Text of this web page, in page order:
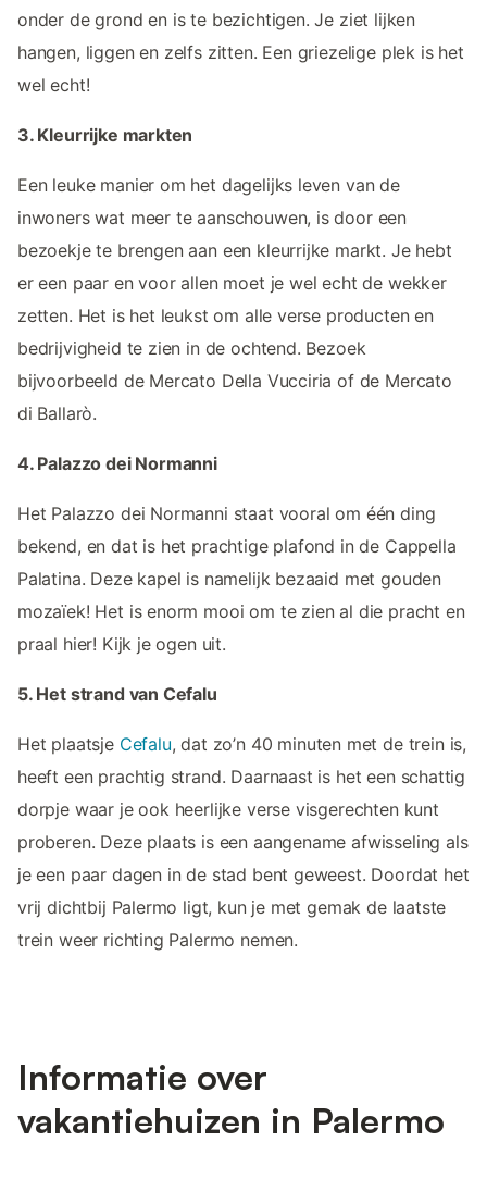
onder de grond en is te bezichtigen. Je ziet lijken
hangen, liggen en zelfs zitten. Een griezelige plek is het
wel echt!
3. Kleurrijke markten
Een leuke manier om het dagelijks leven van de
inwoners wat meer te aanschouwen, is door een
bezoekje te brengen aan een kleurrijke markt. Je hebt
er een paar en voor allen moet je wel echt de wekker
zetten. Het is het leukst om alle verse producten en
bedrijvigheid te zien in de ochtend. Bezoek
bijvoorbeeld de Mercato Della Vucciria of de Mercato
di Ballarò.
4. Palazzo dei Normanni
Het Palazzo dei Normanni staat vooral om één ding
bekend, en dat is het prachtige plafond in de Cappella
Palatina. Deze kapel is namelijk bezaaid met gouden
mozaïek! Het is enorm mooi om te zien al die pracht en
praal hier! Kijk je ogen uit.
5. Het strand van Cefalu
Het plaatsje Cefalu, dat zo’n 40 minuten met de trein is,
heeft een prachtig strand. Daarnaast is het een schattig
dorpje waar je ook heerlijke verse visgerechten kunt
proberen. Deze plaats is een aangename afwisseling als
je een paar dagen in de stad bent geweest. Doordat het
vrij dichtbij Palermo ligt, kun je met gemak de laatste
trein weer richting Palermo nemen.
Informatie over
vakantiehuizen in Palermo